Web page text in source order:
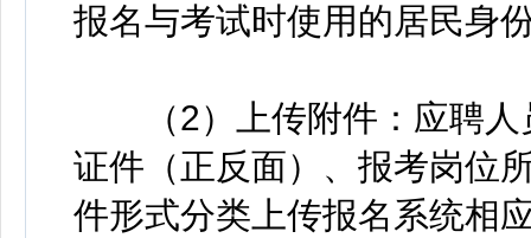
报名与考试时使用的居民身
（2）上传附件：应聘人
证件（正反面）、报考岗位
件形式分类上传报名系统相